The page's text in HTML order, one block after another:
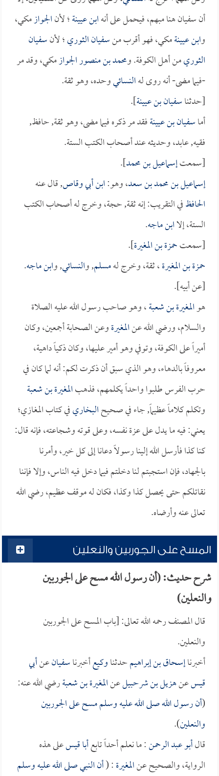
أن سفيان هنا مبهم، فيحمل على أنهابن عيينة؛ لأنالجوازمكي،
وابن عيينةمكي، فهو أقرب منسفيان الثوري؛ لأنسفيان
الثوريمن أهل الكوفة. ومحمد بن منصور الجوازمكي، وقد مر
-فيما مضى- أنه روى لهالنسائيوحده، وهو ثقة.
[حدثناسفيان بن عيينة].
أماسفيان بن عيينةفقد مر ذكره فيما مضى، وهو ثقة, حافظ,
فقيه, عابد، وحديثه عند أصحاب الكتب الستة.
[سمعتإسماعيل بن محمد].
إسماعيل بن محمد بن سعد، وهو:ابن أبي وقاص, قال عنه
الحافظفي التقريب: إنه ثقة, حجة، وخرج له أصحاب الكتب
الستة، إلاابن ماجه.
[سمعتحمزة بن المغيرة].
حمزة بن المغيرة، ثقة، وخرج لهمسلم, والنسائي, وابن ماجه.
[عن أبيه].
هوالمغيرة بن شعبة، وهو صاحب رسول الله عليه الصلاة
والسلام، ورضي الله عنالمغيرةوعن الصحابة أجمعين، وكان
أميراً على الكوفة، وتوفي وهو أمير عليها، وكان ذكياً داهية،
معروفاً بالدهاء، وهو الذي سبق أن ذكرت لكم: أنه لما كان في
حرب الفرس طلبوا واحداً يكلمهم، فذهبالمغيرة بن شعبة
وتكلم كلاماً عظيماً, جاء في صحيحالبخاريفي كتاب المغازي؛
يعني: فيه ما يدل على عزة نفسه، وعلى قوته وشجاعته، فإنه قال:
كنا كذا فأرسل الله إلينا رسولاً دعانا إلى كل خير، وأمرنا
بالجهاد، فإن استجبتم لنا دخلتم فيما دخل فيه الناس، وإلا فإننا
نقاتلكم حتى يحصل كذا وكذا، فكان له موقف عظيم، رضي الله
تعالى عنه وأرضاه.
المسح على الجوربين والنعلين
شرح حديث: (أن رسول الله مسح على الجوربين
والنعلين)
قال المصنف رحمه الله تعالى: [باب المسح على الجوربين
والنعلين.
أخبرناإسحاق بن إبراهيمحدثناوكيعأخبرناسفيانعنأبي
قيسعنهزيل بن شرحبيلعنالمغيرة بن شعبةرضي الله عنه:
(أن رسول الله صلى الله عليه وسلم مسح على الجوربين
والنعلين).
قالأبو عبد الرحمن: ما نعلم أحداً تابعأبا قيسعلى هذه
الرواية، والصحيح عنالمغيرة: (أن النبي صلى الله عليه وسلم